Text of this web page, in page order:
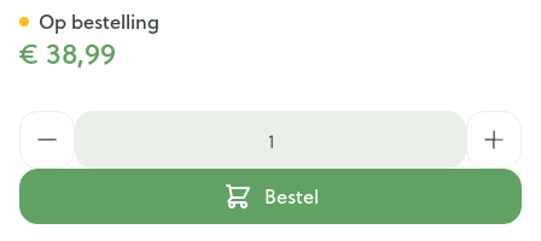
€ 38,99
Bestel
Op bestelling